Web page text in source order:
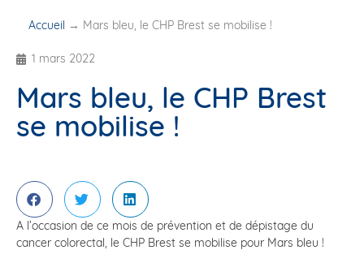
Accueil → Mars bleu, le CHP Brest se mobilise !
1 mars 2022
Mars bleu, le CHP Brest
se mobilise !
A l’occasion de ce mois de prévention et de dépistage du
cancer colorectal, le CHP Brest se mobilise pour Mars bleu !